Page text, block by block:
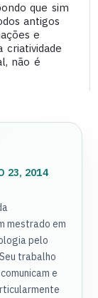
que sim
antigos
e
criatividade
não é
23, 2014
mestrado em
pelo
trabalho
e